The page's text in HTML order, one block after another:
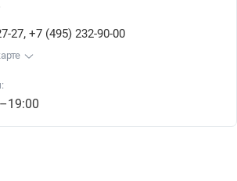
27, +7 (495) 232-90-00